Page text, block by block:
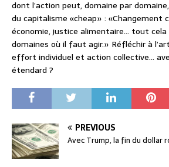
dont l’action peut, domaine par
du capitalisme «cheap» : «Changement
économie, justice alimentaire… tout
domaines où il faut agir.» Réfléchir à
effort individuel et action collective…
étendard ?
PREVIOUS
Avec Trump, la fin du dollar